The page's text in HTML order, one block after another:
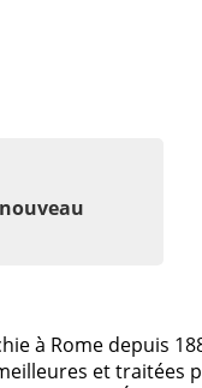
à Rome depuis
et traitées